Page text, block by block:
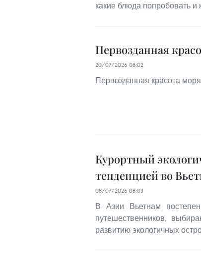
какие блюда попробовать
Первозданная
20/07/2026 08:02
Первозданная красота
Курортный
тенденцией во
08/07/2026 08:03
В Азии Вьетнам
путешественников,
развитию экологичных